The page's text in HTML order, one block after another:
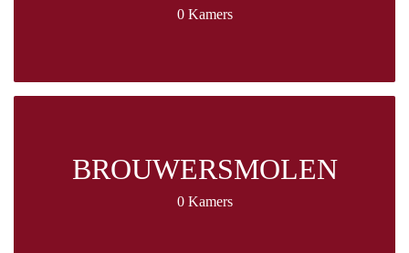
0 Kamers
BROUWERSMOLEN
0 Kamers